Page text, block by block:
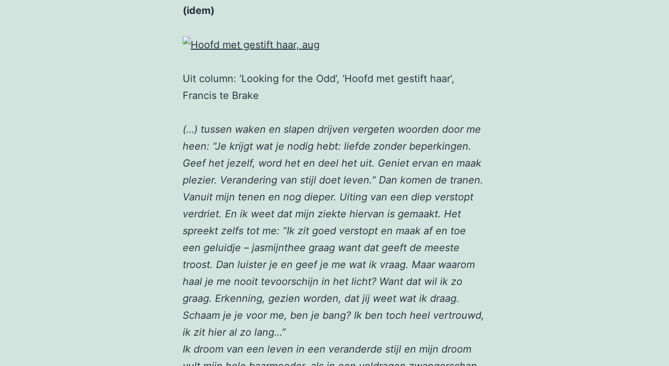
(idem)
Uit column: ‘Looking for the Odd’, ‘Hoofd met gestift haar’,
Francis te Brake
(…) tussen waken en slapen drijven vergeten woorden door me
heen: “Je krijgt wat je nodig hebt: liefde zonder beperkingen.
Geef het jezelf, word het en deel het uit. Geniet ervan en maak
plezier. Verandering van stijl doet leven.” Dan komen de tranen.
Vanuit mijn tenen en nog dieper. Uiting van een diep verstopt
verdriet. En ik weet dat mijn ziekte hiervan is gemaakt. Het
spreekt zelfs tot me: “Ik zit goed verstopt en maak af en toe
een geluidje – jasmijnthee graag want dat geeft de meeste
troost. Dan luister je en geef je me wat ik vraag. Maar waarom
haal je me nooit tevoorschijn in het licht? Want dat wil ik zo
graag. Erkenning, gezien worden, dat jij weet wat ik draag.
Schaam je je voor me, ben je bang? Ik ben toch heel vertrouwd,
ik zit hier al zo lang…”
Ik droom van een leven in een veranderde stijl en mijn droom